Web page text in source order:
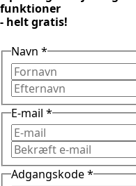
funktioner
- helt gratis!
Navn *
E-mail *
Adgangskode*